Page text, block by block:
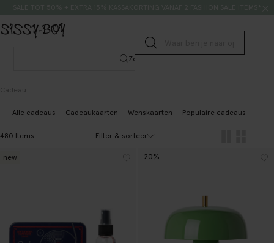
Submit search
Zoeken
Alle cadeaus Cadeaukaarten Wenskaarten Populaire cadeaus
480 Items Filter & sorteer
new -20%